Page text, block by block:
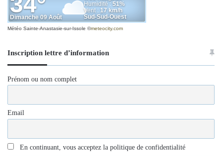
Météo Sainte-Anastasie-sur-Issole ©meteocity.com
Inscription lettre d’information
Prénom ou nom complet
Email
En continuant, vous acceptez la politique de confidentialité